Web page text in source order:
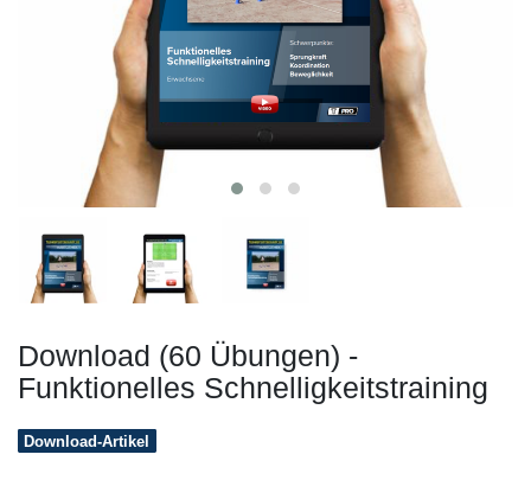
Download (60 Übungen) -
Funktionelles Schnelligkeitstraining
Download-Artikel